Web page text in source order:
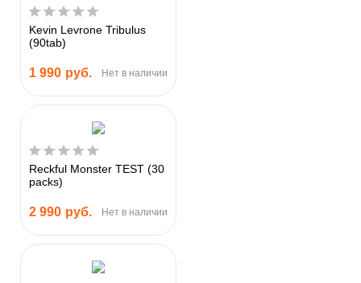
Kevin Levrone Tribulus
(90tab)
1 990 руб. Нет в наличии
Reckful Monster TEST (30
packs)
2 990 руб. Нет в наличии